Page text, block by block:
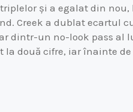
și a egalat din nou,
Creek a dublat ecartul
dintr-un no-look pass al
două cifre, iar înainte